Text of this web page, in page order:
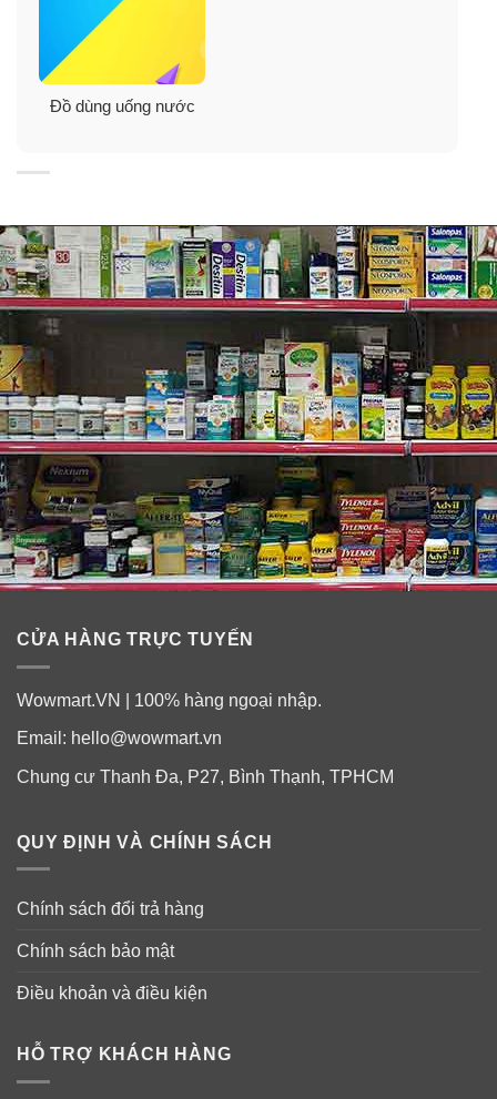
Set ly màu Hồng và Trắng
Trắng là chữ “Love” và ly Hồng là họa tiết hình trái
tim xinh xắn) Ly Trắng với màu Glacier sẽ chuyển
➣Set Parker Lane Color Changing Tumbler 650ml
bao gồm:
2 ly 650ml có nắp đậy.
4 Ống hút Tritan tái sử dụng.
Đồ dùng uống nước
CỬA HÀNG TRỰC TUYẾN
Wowmart.VN | 100% hàng ngoại nhập.
Email: hello@wowmart.vn
Chung cư Thanh Đa, P27, Bình Thạnh, TPHCM
QUY ĐỊNH VÀ CHÍNH SÁCH
Chính sách đổi trả hàng
Chính sách bảo mật
Điều khoản và điều kiện
HỖ TRỢ KHÁCH HÀNG